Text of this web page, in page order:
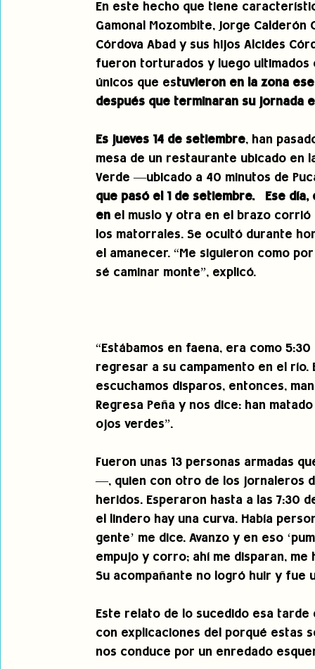
En este hecho que tiene
Gamonal Mozombite, Jorge Calderón
Córdova Abad y sus hijos Alcides
fueron torturados y luego ultimados
únicos que estuvieron en la zona
después que terminaran su jornada
Es jueves 14 de setiembre, han
mesa de un restaurante ubicado
Verde —ubicado a 40 minutos de
que pasó el 1 de setiembre.   Ese
en el muslo y otra en el brazo
los matorrales. Se ocultó durante
el amanecer. “Me siguieron como
sé caminar monte”, explicó.
“Estábamos en faena, era como
regresar a su campamento en el río.
escuchamos disparos, entonces,
Regresa Peña y nos dice: han
ojos verdes”.
Fueron unas 13 personas armadas
—, quien con otro de los jornaleros
heridos. Esperaron hasta a las 7:30
el lindero hay una curva. Había
gente’ me dice. Avanzo y en eso
empujo y corro; ahí me disparan,
Su acompañante no logró huir y fue
Este relato de lo sucedido esa tarde
con explicaciones del porqué estas
nos conduce por un enredado